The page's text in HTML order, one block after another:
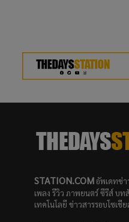
STATION.COMอัพเดทข่า
เพลง รีวิว ภาพยนตร์ ซีรีส์ บ
เทคโนโลยี ข่าวสารรอบโซเชีย